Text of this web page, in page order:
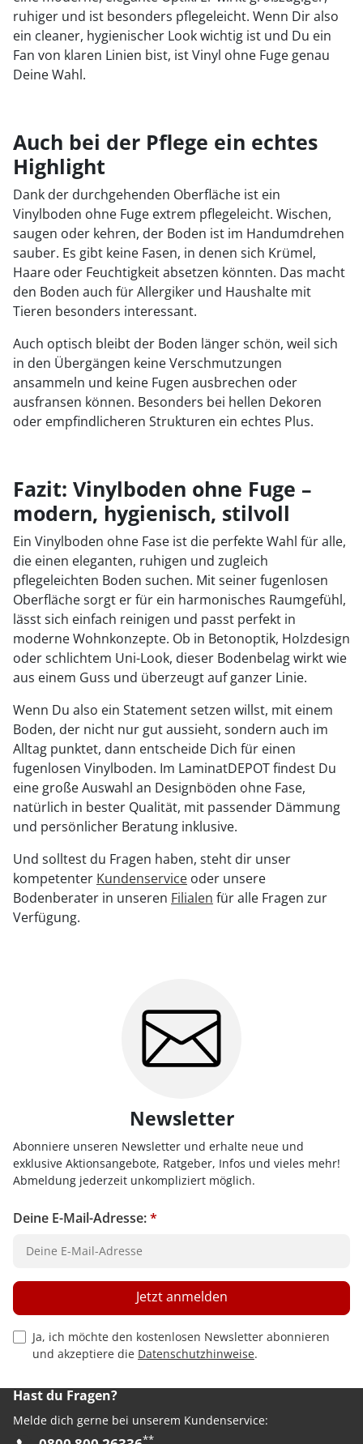
ruhiger und ist besonders pflegeleicht. Wenn Dir also
ein cleaner, hygienischer Look wichtig ist und Du ein
Fan von klaren Linien bist, ist Vinyl ohne Fuge genau
Deine Wahl.
Auch bei der Pflege ein echtes
Highlight
Dank der durchgehenden Oberfläche ist ein
Vinylboden ohne Fuge extrem pflegeleicht. Wischen,
saugen oder kehren, der Boden ist im Handumdrehen
sauber. Es gibt keine Fasen, in denen sich Krümel,
Haare oder Feuchtigkeit absetzen könnten. Das macht
den Boden auch für Allergiker und Haushalte mit
Tieren besonders interessant.
Auch optisch bleibt der Boden länger schön, weil sich
in den Übergängen keine Verschmutzungen
ansammeln und keine Fugen ausbrechen oder
ausfransen können. Besonders bei hellen Dekoren
oder empfindlicheren Strukturen ein echtes Plus.
Fazit: Vinylboden ohne Fuge –
modern, hygienisch, stilvoll
Ein Vinylboden ohne Fase ist die perfekte Wahl für alle,
die einen eleganten, ruhigen und zugleich
pflegeleichten Boden suchen. Mit seiner fugenlosen
Oberfläche sorgt er für ein harmonisches Raumgefühl,
lässt sich einfach reinigen und passt perfekt in
moderne Wohnkonzepte. Ob in Betonoptik, Holzdesign
oder schlichtem Uni-Look, dieser Bodenbelag wirkt wie
aus einem Guss und überzeugt auf ganzer Linie.
Wenn Du also ein Statement setzen willst, mit einem
Boden, der nicht nur gut aussieht, sondern auch im
Alltag punktet, dann entscheide Dich für einen
fugenlosen Vinylboden. Im LaminatDEPOT findest Du
eine große Auswahl an Designböden ohne Fase,
natürlich in bester Qualität, mit passender Dämmung
und persönlicher Beratung inklusive.
Und solltest du Fragen haben, steht dir unser
kompetenter Kundenservice oder unsere
Bodenberater in unseren Filialen für alle Fragen zur
Verfügung.
Newsletter
Abonniere unseren Newsletter und erhalte neue und
exklusive Aktionsangebote, Ratgeber, Infos und vieles mehr!
Abmeldung jederzeit unkompliziert möglich.
Deine E-Mail-Adresse:*
Privacy Policy Checkbox
Ja, ich möchte den kostenlosen Newsletter abonnieren
und akzeptiere die Datenschutzhinweise.
Jetzt anmelden
Hast du Fragen?
Melde dich gerne bei unserem Kundenservice:
**